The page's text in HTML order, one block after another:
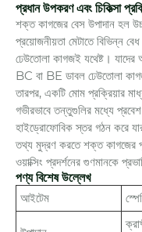
প্রধান উপকরণ এবং চিকিত্সা
শক্ত কাগজের বেস উপাদান হল
প্রয়োজনীয়তা মেটাতে বিভিন্ন
ঢেউতোলা কাগজই যথেষ্ট।
BC বা BE ডাবল ঢেউতোলা কাগজ
তারপর, একটি মোম প্রক্রিয়ার
গভীরভাবে তন্তুগুলির মধ্যে
হাইড্রোফোবিক স্তর গঠন করে
তথ্য মুদ্রণ করতে শক্ত কাগজের
ওয়াক্সিং প্রদর্শনের গুণমানকে
পণ্য বিশেষ উল্লেখ
আইটেম